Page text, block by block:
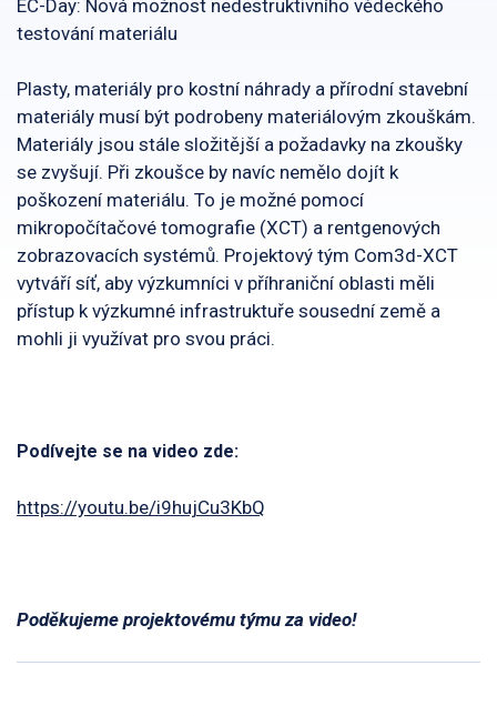
EC-Day: Nová možnost nedestruktivního vědeckého
testování materiálu
Plasty, materiály pro kostní náhrady a přírodní stavební
materiály musí být podrobeny materiálovým zkouškám.
Materiály jsou stále složitější a požadavky na zkoušky
se zvyšují. Při zkoušce by navíc nemělo dojít k
poškození materiálu. To je možné pomocí
mikropočítačové tomografie (XCT) a rentgenových
zobrazovacích systémů. Projektový tým Com3d-XCT
vytváří síť, aby výzkumníci v příhraniční oblasti měli
přístup k výzkumné infrastruktuře sousední země a
mohli ji využívat pro svou práci.
Podívejte se na video zde:
https://youtu.be/i9hujCu3KbQ
Poděkujeme projektovému týmu za video!